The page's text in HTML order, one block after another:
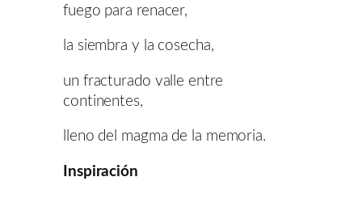
fuego para renacer,
la siembra y la cosecha,
un fracturado valle entre
continentes,
lleno del magma de la memoria.
Inspiración